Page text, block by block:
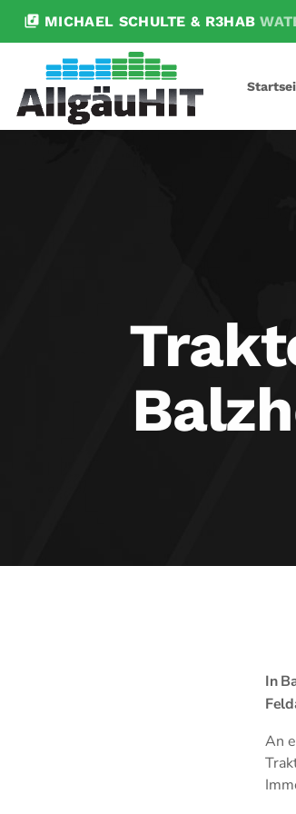
library_music MICHAEL SCHULTE & R3HAB
In
An